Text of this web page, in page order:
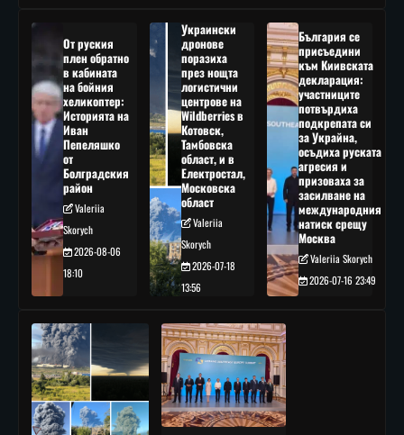
От руския
плен обратно
в кабината
на бойния
хеликоптер:
Историята на
Иван
Пепеляшко
от
Болградския
район
Valeriia
Skorych
2026-08-06
18:10
Украински
дронове
поразиха
през нощта
логистични
центрове на
Wildberries в
Котовск,
Тамбовска
област, и в
Електростал,
Московска
област
Valeriia
Skorych
2026-07-18
13:56
България се
присъедини
към Киивската
декларация:
участниците
потвърдиха
подкрепата си
за Украйна,
осъдиха руската
агресия и
призоваха за
засилване на
международния
натиск срещу
Москва
Valeriia Skorych
2026-07-16 23:49